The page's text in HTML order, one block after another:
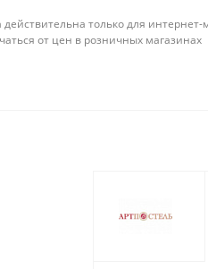
действительна только для
от цен в розничных магазинах